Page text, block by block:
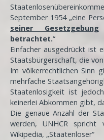
September 1954 „eine
seiner Gesetzgebung
betrachtet.“
Einfacher ausgedrückt ist
Staatsbürgerschaft, die
Im völkerrechtlichen Sinn
mehrfache
Staatenlosigkeit ist
keinerlei Abkommen gibt,
Die genaue Anzahl der
werden, UNHCR spricht
Wikipedia, „Staatenloser“